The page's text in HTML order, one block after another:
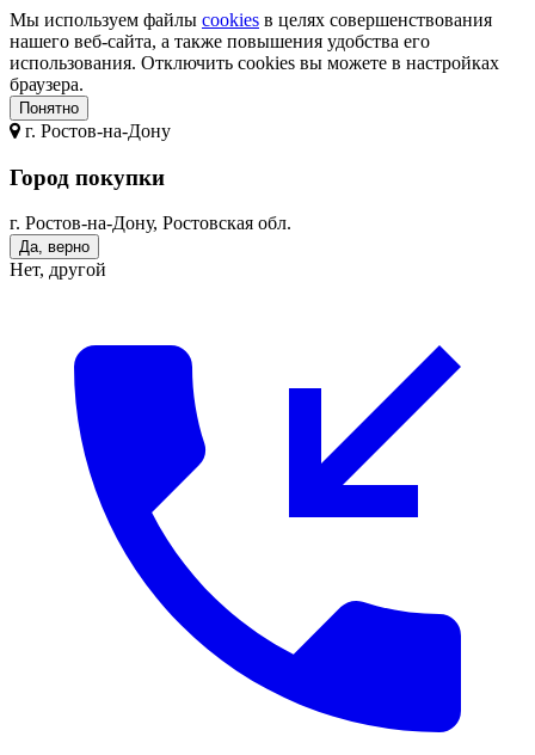
Мы используем файлы cookies в целях совершенствования
нашего веб-сайта, а также повышения удобства его
использования. Отключить cookies вы можете в настройках
браузера.
Понятно
г. Ростов-на-Дону
Город покупки
г. Ростов-на-Дону, Ростовская обл.
Да, верно
Нет, другой